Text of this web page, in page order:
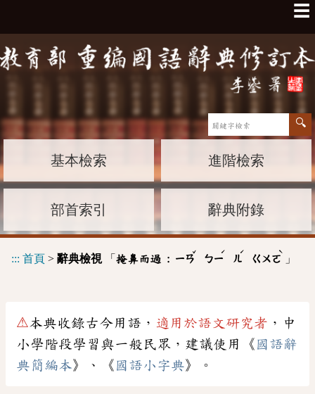
☰
基本檢索 進階檢索
部首索引 辭典附錄
::: 首頁 > 辭典檢視「 掩鼻而過 : ㄧㄢ
ˇ
ㄅㄧ
ˊ
ㄦ
ˊ
ㄍㄨㄛ
ˋ
」
⚠本典收錄古今用語， 適用於語文研究者 ，中
小學階段學習與一般民眾，建議使用《 國語辭
典簡編本》、《 國語小字典》。